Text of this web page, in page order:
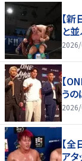
【
と
【
う
【
ア